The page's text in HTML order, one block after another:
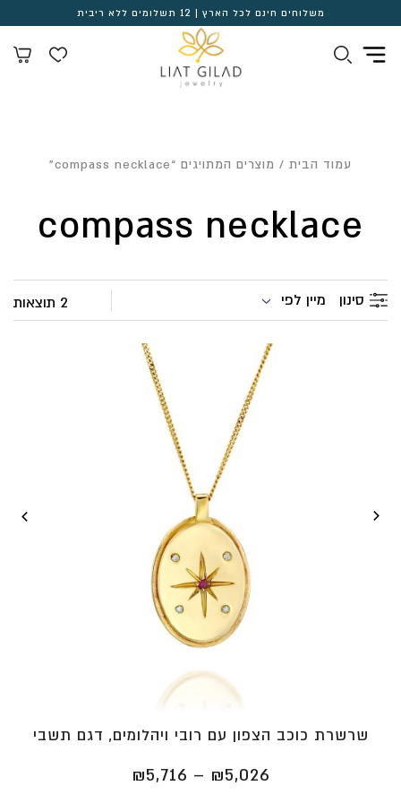
משלוחים חינם לכל הארץ | 12 תשלומים ללא ריבית
עמוד הבית / מוצרים המתויגים “compass necklace”
compass necklace
סינון מיין לפי 2 תוצאות
שרשרת כוכב הצפון עם רובי ויהלומים, דגם תשבי
₪5,026
–
₪5,716